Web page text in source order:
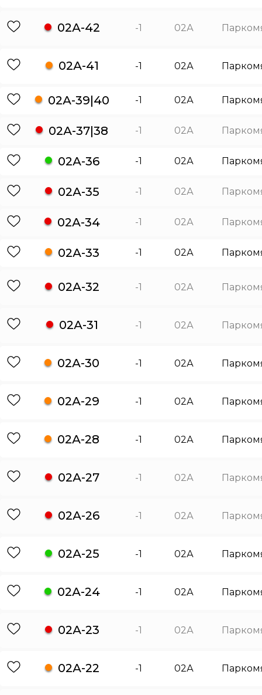
02А-42 -1 02А
02А-41 -1 02А
02А-39|40 -1 02А
02А-37|38 -1 02А
02А-36 -1 02А
02А-35 -1 02А
02А-34 -1 02А
02А-33 -1 02А
02А-32 -1 02А
02А-31 -1 02А
02А-30 -1 02А
02А-29 -1 02А
02А-28 -1 02А
02А-27 -1 02А
02А-26 -1 02А
02А-25 -1 02А
02А-24 -1 02А
02А-23 -1 02А
02А-22 -1 02А